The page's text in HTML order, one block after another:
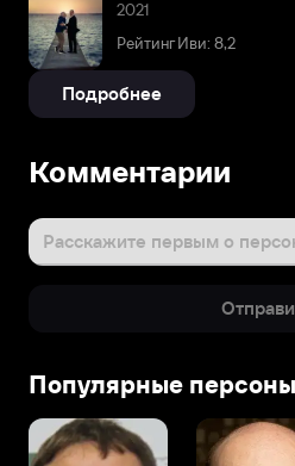
2021
Рейтинг Иви: 8,2
Подробнее
Комментарии
Расскажите первым о
Популярные персоны